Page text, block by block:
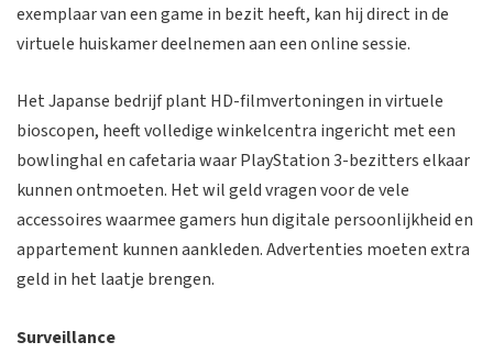
exemplaar van een game in bezit heeft, kan hij direct in de
virtuele huiskamer deelnemen aan een online sessie.
Het Japanse bedrijf plant HD-filmvertoningen in virtuele
bioscopen, heeft volledige winkelcentra ingericht met een
bowlinghal en cafetaria waar PlayStation 3-bezitters elkaar
kunnen ontmoeten. Het wil geld vragen voor de vele
accessoires waarmee gamers hun digitale persoonlijkheid en
appartement kunnen aankleden. Advertenties moeten extra
geld in het laatje brengen.
Surveillance